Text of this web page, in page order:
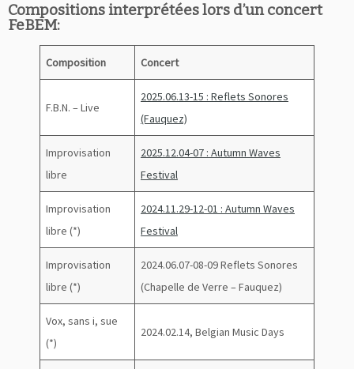
Compositions interprétées lors d’un concert
FeBEM:
Composition Concert
F.B.N. – Live
2025.06.13-15 : Reflets Sonores
(Fauquez)
Improvisation
libre
2025.12.04-07 : Autumn Waves
Festival
Improvisation
libre (*)
2024.11.29-12-01 : Autumn Waves
Festival
Improvisation
libre (*)
2024.06.07-08-09 Reflets Sonores
(Chapelle de Verre – Fauquez)
Vox, sans i, sue
(*)
2024.02.14, Belgian Music Days